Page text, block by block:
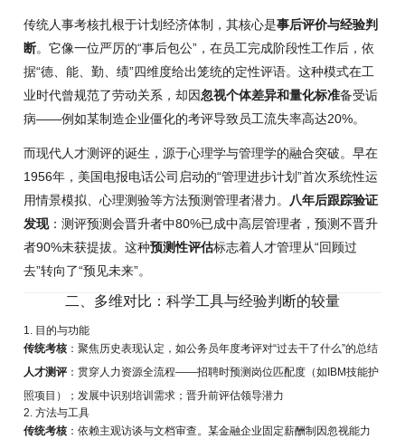
传统人事考核扎根于计划经济体制，其核心是事后评价与经验判
断。它像一位严厉的“事后包公”，在员工完成阶段性工作后，依
据“德、能、勤、绩”四维度给出笼统的定性评语。这种模式在工
业时代曾规范了劳动关系，却因忽视个体差异和量化标准备受诟
病——例如某制造企业僵化的考评导致员工流失率高达20%。
而现代人才测评的诞生，源于心理学与管理学的融合突破。早在
1956年，美国电报电话公司启动的“管理进步计划”首次系统性运
用情景模拟、心理测验等方法预测管理者潜力。
八年后跟踪验证
发现：测评预测会晋升者中80%已成中高层管理者，预测不晋升
者90%未获提拔。这种预测性评估标志着人才管理从“回顾过
去”转向了“预见未来”。
二、多维对比：科学工具与经验判断的较量
1. 目的与功能
传统考核：聚焦历史表现认定，如公务员年度考评对“过去干了什么”的总结
人才测评 ：贯穿人力资源全流程——招聘时预测岗位匹配度（如IBM技能护
照项目）；发展中识别培训需求；晋升前评估领导潜力
2. 方法与工具
传统考核：依赖主观访谈与文档审查。某金融企业固定薪酬制因忽视能力